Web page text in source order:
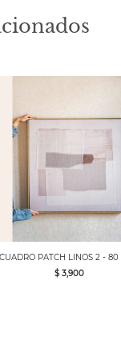
CUADRO PATCH LINOS 2 - 80
$ 3,900